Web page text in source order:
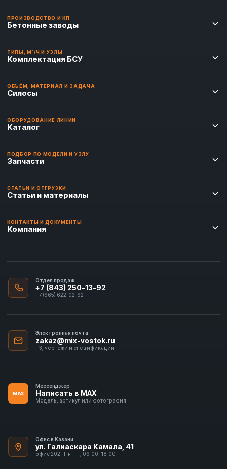
ПРОИЗВОДСТВО И КП
Бетонные заводы
ТИПЫ, М³/Ч И УЗЛЫ
Комплектация БСУ
ОБЪЁМ, МАТЕРИАЛ И ЗАДАЧА
Силосы
ОБОРУДОВАНИЕ ЛИНИИ
Каталог
ПОДБОР ПО МОДЕЛИ И УЗЛУ
Запчасти
СТАТЬИ И ОТГРУЗКИ
Статьи и материалы
КОНТАКТЫ И ДОКУМЕНТЫ
Компания
Отдел продаж
+7 (843) 250-13-92
+7 (965) 622-02-92
Электронная почта
zakaz@mix-vostok.ru
ТЗ, чертежи и спецификации
MAX
Мессенджер
Написать в MAX
Модель, артикул или фотография
Офис в Казани
ул. Галиаскара Камала, 41
офис 202 · Пн–Пт, 09:00–18:00